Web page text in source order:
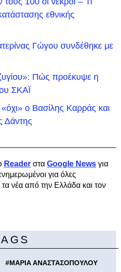
εθνικής
Γώγου συνδέθηκε με
Πώς προέκυψε η
ΣΚΑΪ
ο Βασίλης Καρράς και
Δάντης
Reader στα Google News για
για όλες
τα νέα από την Ελλάδα και τον
#ΜΑΡΙΑ ΑΝΑΣΤΑΣΟΠΟΥΛΟΥ